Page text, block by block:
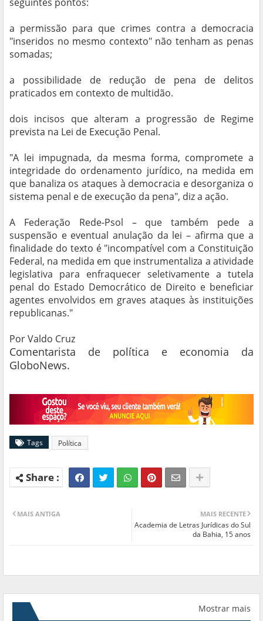
a permissão para que crimes contra a democracia
"inseridos no mesmo contexto" não tenham as penas
somadas;
a possibilidade de redução de pena de delitos
praticados em contexto de multidão.
dois incisos que alteram a progressão de Regime
prevista na Lei de Execução Penal.
"A lei impugnada, da mesma forma, compromete a
integridade do ordenamento jurídico, na medida em
que banaliza os ataques à democracia e desorganiza o
sistema penal e de execução da pena", diz a ação.
A Federação Rede-Psol – que também pede a
suspensão e eventual anulação da lei – afirma que a
finalidade do texto é "incompatível com a Constituição
Federal, na medida em que instrumentaliza a atividade
legislativa para enfraquecer seletivamente a tutela
penal do Estado Democrático de Direito e beneficiar
agentes envolvidos em graves ataques às instituições
republicanas."
Por Valdo Cruz
Comentarista de política e economia da
GloboNews.
Tags Política
MAIS RECENTE
Academia de Letras Jurídicas do Sul
da Bahia, 15 anos
MAIS ANTIGA
Mostrar mais